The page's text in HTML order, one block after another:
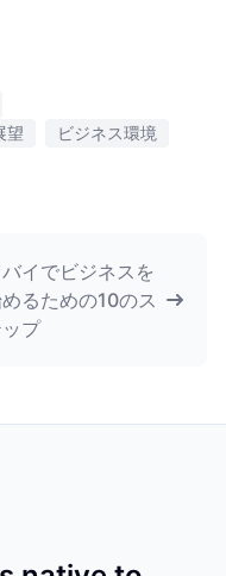
native to